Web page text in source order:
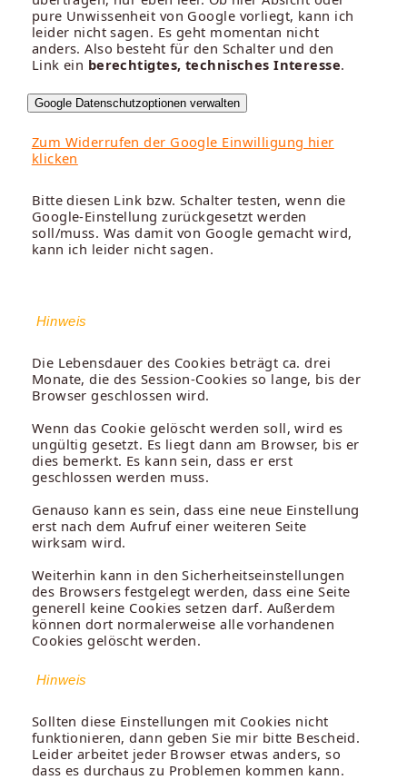
pure Unwissenheit von Google vorliegt, kann ich
leider nicht sagen. Es geht momentan nicht
anders. Also besteht für den Schalter und den
Link ein berechtigtes, technisches Interesse.
Google Datenschutzoptionen verwalten
Zum Widerrufen der Google Einwilligung hier
klicken
Bitte diesen Link bzw. Schalter testen, wenn die
Google-Einstellung zurückgesetzt werden
soll/muss. Was damit von Google gemacht wird,
kann ich leider nicht sagen.
Hinweis
Die Lebensdauer des Cookies beträgt ca. drei
Monate, die des Session-Cookies so lange, bis der
Browser geschlossen wird.
Wenn das Cookie gelöscht werden soll, wird es
ungültig gesetzt. Es liegt dann am Browser, bis er
dies bemerkt. Es kann sein, dass er erst
geschlossen werden muss.
Genauso kann es sein, dass eine neue Einstellung
erst nach dem Aufruf einer weiteren Seite
wirksam wird.
Weiterhin kann in den Sicherheitseinstellungen
des Browsers festgelegt werden, dass eine Seite
generell keine Cookies setzen darf. Außerdem
können dort normalerweise alle vorhandenen
Cookies gelöscht werden.
Hinweis
Sollten diese Einstellungen mit Cookies nicht
funktionieren, dann geben Sie mir bitte Bescheid.
Leider arbeitet jeder Browser etwas anders, so
dass es durchaus zu Problemen kommen kann.